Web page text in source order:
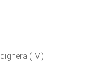
(IM)